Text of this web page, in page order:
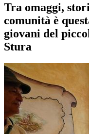
Tra omaggi,
comunità è
giovani del
Stura